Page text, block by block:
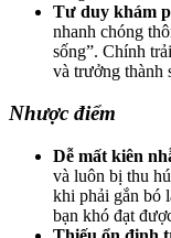
Tư duy khám
nhanh chóng
sống”. Chính
và trưởng thành
Nhược điểm
Dễ mất kiên
và luôn bị thu
khi phải gắn bó
bạn khó đạt